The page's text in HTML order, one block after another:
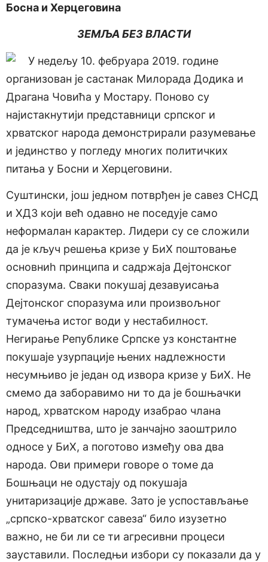
Босна и Херцеговина
ЗЕМЉА БЕЗ ВЛАСТИ
У недељу 10. фебруара 2019. године
организован је састанак Милорада Додика и
Драгана Човића у Мостару. Поново су
најистакнутији представници српског и
хрватског народа демонстрирали разумевање
и јединство у погледу многих политичких
питања у Босни и Херцеговини.
Суштински, још једном потврђен је савез СНСД
и ХДЗ који већ одавно не поседује само
неформалан карактер. Лидери су се сложили
да је кључ решења кризе у БиХ поштовање
основниh принципа и садржаja Дејтонског
споразума. Сваки покушај дезавуисања
Дејтонског споразума или произвољног
тумачења истог води у нестабилност.
Негирање Републике Српске уз константне
покушаје узурпације њених надлежности
несумњиво је један од извора кризе у БиХ. Не
смемо да заборавимо ни то да је бошњачки
народ, хрватском народу изабрао члана
Председништва, што је занчајно заоштрило
односе у БиХ, а поготово између ова два
народа. Ови примери говоре о томе да
Бошњаци не одустају од покушаја
унитаризације државе. Зато је успостављање
„српско-хрватског савеза“ било изузетно
важно, не би ли се ти агресивни процеси
зауставили. Последњи избори су показали да у